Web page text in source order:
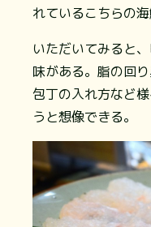
れているこちらの海
いただいてみると
味がある。脂の回
包丁の入れ方など
うと想像できる。